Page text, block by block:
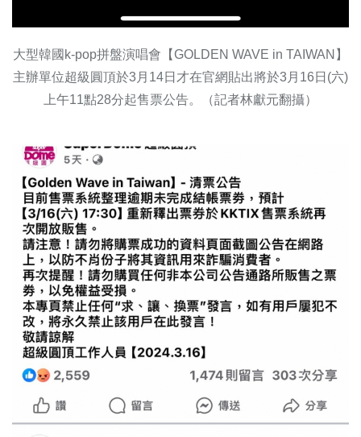
大型韓國k-pop拼盤演唱會【GOLDEN WAVE in TAIWAN】
主辦單位超級圓頂於3月14日才在官網貼出將於3月16日(六)
上午11點28分起售票公告。（記者林獻元翻攝）